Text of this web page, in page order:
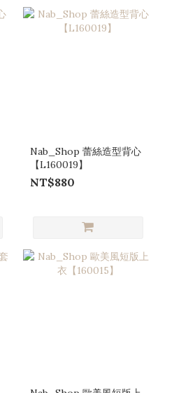
Nab_Shop 蕾絲造型背心
【L160019】
NT$880